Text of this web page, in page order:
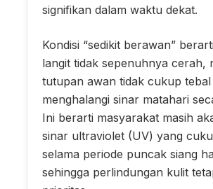
signifikan dalam waktu dekat.
Kondisi “sedikit berawan”
langit tidak sepenuhnya cerah,
tutupan awan tidak cukup
menghalangi sinar matahari
Ini berarti masyarakat masih
sinar ultraviolet (UV) yang
selama periode puncak siang
sehingga perlindungan kulit